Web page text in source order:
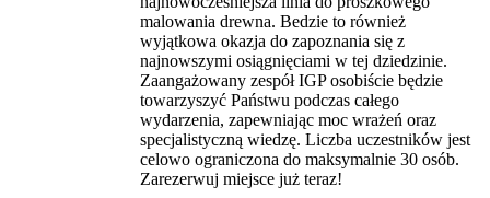
malowania drewna. Bedzie to również
wyjątkowa okazja do zapoznania się z
najnowszymi osiągnięciami w tej dziedzinie.
Zaangażowany zespół IGP osobiście będzie
towarzyszyć Państwu podczas całego
wydarzenia, zapewniając moc wrażeń oraz
specjalistyczną wiedzę. Liczba uczestników jest
celowo ograniczona do maksymalnie 30 osób.
Zarezerwuj miejsce już teraz!